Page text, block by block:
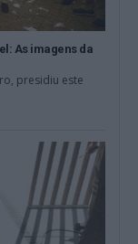
As imagens da
presidiu este